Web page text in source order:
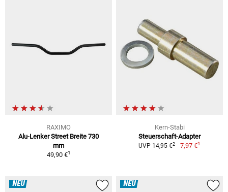
RAXIMO
Alu-Lenker Street Breite 730
mm
49,90 €1
Kern-Stabi
Steuerschaft-Adapter
UVP 14,95 €2 7,97 €1
NEU NEU